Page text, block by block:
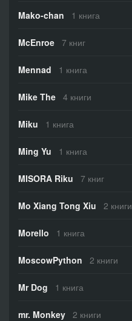
Mako-chan 1 книга
McEnroe 7 книг
Mennad 1 книга
Mike The 4 книги
Miku 1 книга
Ming Yu 1 книга
MISORA Riku 7 книг
Mo Xiang Tong Xiu 2 книги
Morello 1 книга
MoscowPython 2 книги
Mr Dog 1 книга
mr. Monkey 2 книги